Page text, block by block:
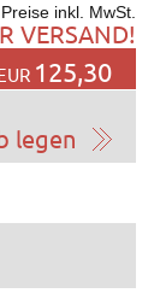
Preise inkl. MwSt.
VERSAND!
125,30